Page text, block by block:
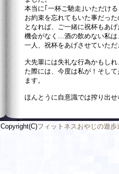
本当に｢一杯ご馳走｣いただけ
お約束を忘れてもいた事だっ
となれば、ご一緒に祝杯もあ
機会がなく…酒の飲めない私
一人、祝杯をあげさせていた
大先輩には失礼な行為かもし
た際には、今度は私が！そし
ます。
ほんとうに自意識では搾り出
Copyright(C)フィットネスおやじの遊歩